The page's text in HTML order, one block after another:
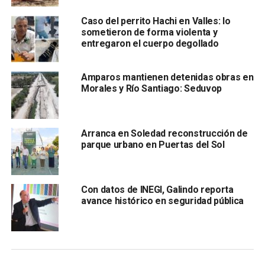
En un gesto cargado de significado personal,
nombró al árbol que plantó “Cerro Prieto”, como
homenaje a su abuela paterna originaria de San Luis
Potosí. A su lado, su esposa también participó
sembrando un árbol al que bautizó “Futuro”.
“Es un privilegio contribuir a esta iniciativa y hacerlo
en un lugar tan especial como este parque, que
considero un verdadero oasis”, comentó Villoro,
reconociendo el valor de estas acciones impulsadas por
la administración municipal.
Caso del perrito Hachi en Valles: lo
sometieron de forma violenta y
entregaron el cuerpo degollado
Amparos mantienen detenidas obras en
Morales y Río Santiago: Seduvop
Arranca en Soledad reconstrucción de
parque urbano en Puertas del Sol
Con datos de INEGI, Galindo reporta
avance histórico en seguridad pública